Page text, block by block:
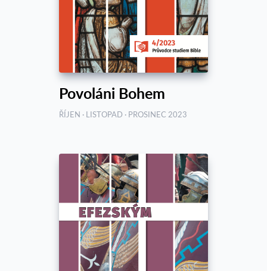
Povoláni Bohem
ŘÍJEN · LISTOPAD · PROSINEC 2023